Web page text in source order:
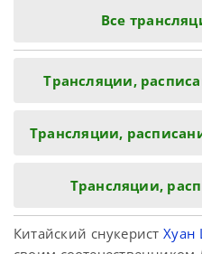
Все
Трансляции,
Трансляции,
Трансляции,
Китайский снукеристХуан